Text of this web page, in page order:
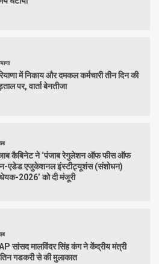
में निकाय और दमकल कर्मचारी तीन दिन की
पर, वार्ता बेनतीजा
कैबिनेट ने ‘पंजाब रेगुलेशन ऑफ फीस ऑफ
एडेड एजुकेशनल इंस्टीट्यूशंस (संशोधन)
2026’ को दी मंजूरी
सांसद मालविंदर सिंह कंग ने केंद्रीय मंत्री
गडकरी से की मुलाकात